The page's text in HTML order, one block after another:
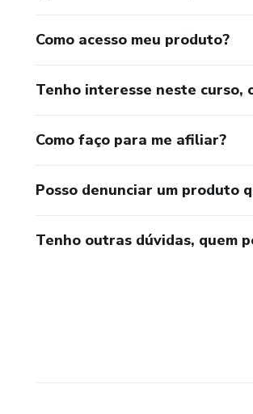
Como acesso meu produto?
Tenho interesse neste curso,
Como faço para me afiliar?
Posso denunciar um produto
Tenho outras dúvidas, quem